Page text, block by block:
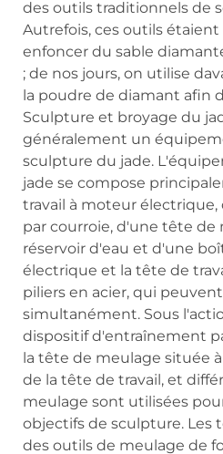
des outils traditionnels de
Autrefois, ces outils
enfoncer du sable
; de nos jours, on utilise
la poudre de diamant afin
Sculpture et broyage du
généralement un
sculpture du jade.
jade se compose
travail à moteur
par courroie, d'une tête de
réservoir d'eau et d'une
électrique et la tête de
piliers en acier, qui
simultanément. Sous
dispositif d'entraînement
la tête de meulage située
de la tête de travail, et
meulage sont utilisées
objectifs de sculpture. Les
des outils de meulage de